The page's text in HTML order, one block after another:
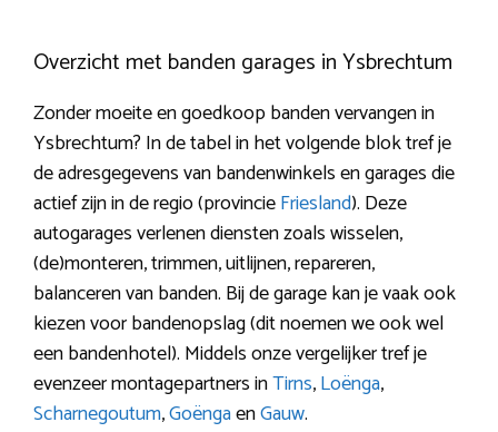
Overzicht met banden garages in Ysbrechtum
Zonder moeite en goedkoop banden vervangen in
Ysbrechtum? In de tabel in het volgende blok tref je
de adresgegevens van bandenwinkels en garages die
actief zijn in de regio (provincieFriesland). Deze
autogarages verlenen diensten zoals wisselen,
(de)monteren, trimmen, uitlijnen, repareren,
balanceren van banden. Bij de garage kan je vaak ook
kiezen voor bandenopslag (dit noemen we ook wel
een bandenhotel). Middels onze vergelijker tref je
evenzeer montagepartners inTirns,Loënga,
Scharnegoutum,GoëngaenGauw.